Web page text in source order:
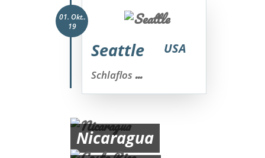
01. Okt..
19
Seattle USA
Schlaflos...
Nicaragua